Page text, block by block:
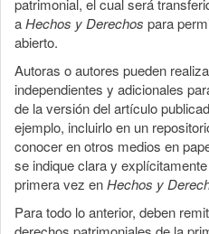
patrimonial, el cual será
aHechos y Derechos para
abierto.
Autoras o autores pueden
independientes y adicionales
de la versión del artículo
ejemplo, incluirlo en un
conocer en otros medios en
se indique clara y
primera vez enHechos y
Para todo lo anterior, deben